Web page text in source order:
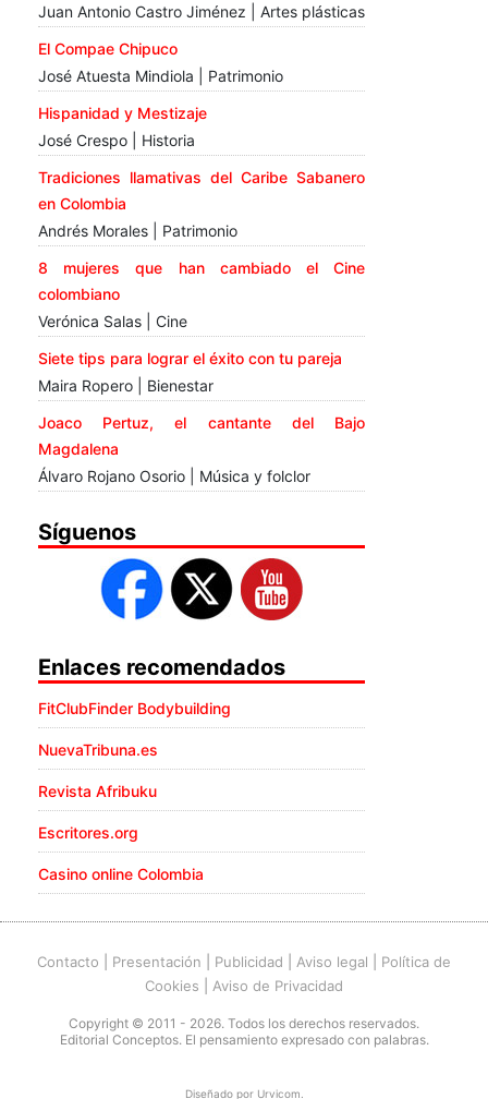
Juan Antonio Castro Jiménez | Artes plásticas
El Compae Chipuco
José Atuesta Mindiola | Patrimonio
Hispanidad y Mestizaje
José Crespo | Historia
Tradiciones llamativas del Caribe Sabanero
en Colombia
Andrés Morales | Patrimonio
8 mujeres que han cambiado el Cine
colombiano
Verónica Salas | Cine
Siete tips para lograr el éxito con tu pareja
Maira Ropero | Bienestar
Joaco Pertuz, el cantante del Bajo
Magdalena
Álvaro Rojano Osorio | Música y folclor
Síguenos
Enlaces recomendados
FitClubFinder Bodybuilding
NuevaTribuna.es
Revista Afribuku
Escritores.org
Casino online Colombia
Contacto Presentación Publicidad Aviso legal
Política de
Cookies
Aviso de Privacidad
Copyright © 2011 - 2026. Todos los derechos reservados.
Editorial Conceptos. El pensamiento expresado con palabras.
Diseñado por Urvicom